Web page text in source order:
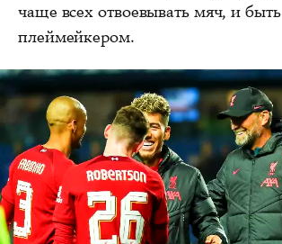
чаще всех отвоевывать мяч, и быть
плеймейкером.